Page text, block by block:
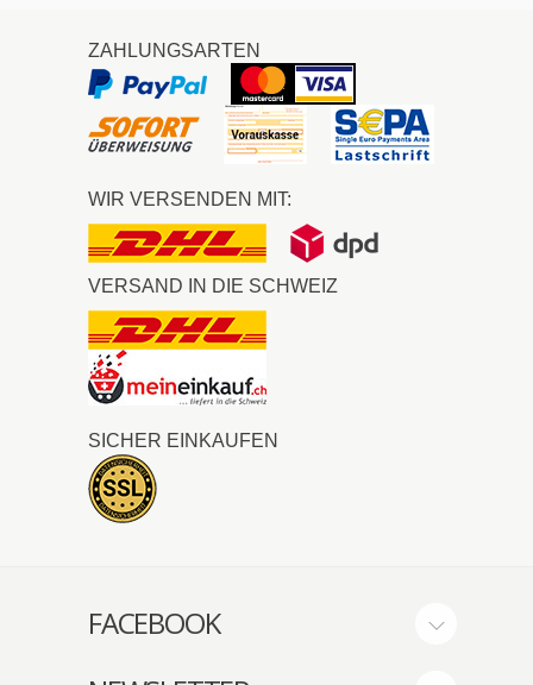
ZAHLUNGSARTEN
WIR VERSENDEN MIT:
VERSAND IN DIE SCHWEIZ
SICHER EINKAUFEN
FACEBOOK